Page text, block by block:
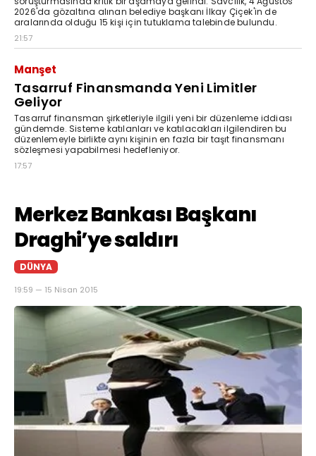
2026'da gözaltına alınan belediye başkanı İlkay Çiçek'in de
aralarında olduğu 15 kişi için tutuklama talebinde bulundu.
21:57
Manşet
Tasarruf Finansmanda Yeni Limitler
Geliyor
Tasarruf finansman şirketleriyle ilgili yeni bir düzenleme iddiası
gündemde. Sisteme katılanları ve katılacakları ilgilendiren bu
düzenlemeyle birlikte aynı kişinin en fazla bir taşıt finansmanı
sözleşmesi yapabilmesi hedefleniyor.
17:57